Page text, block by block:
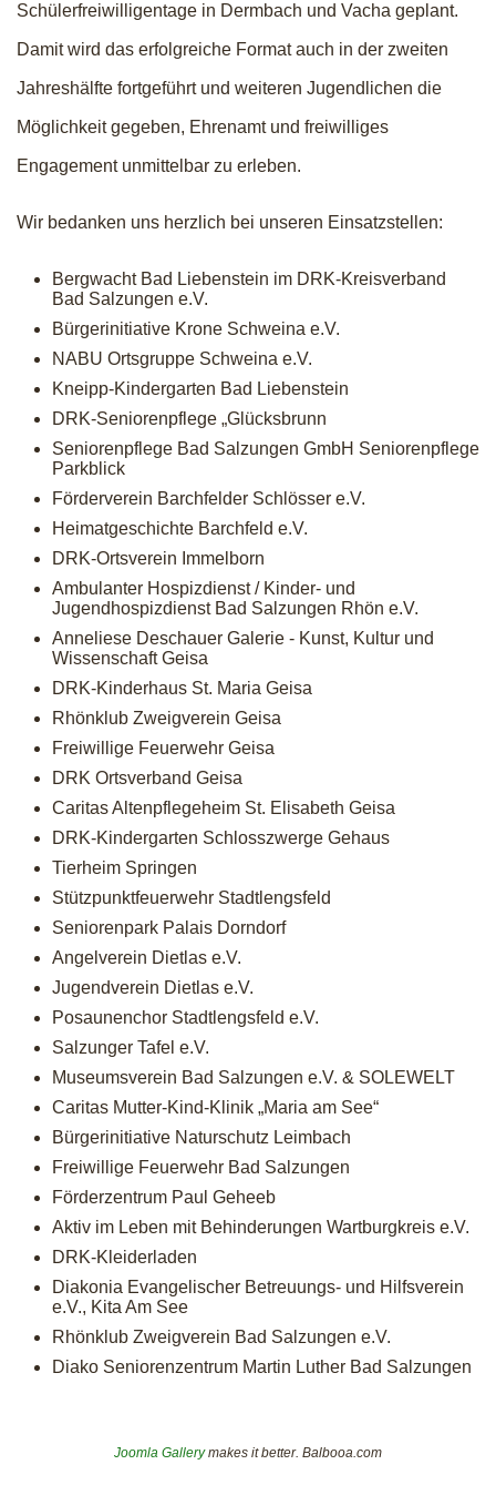
Schülerfreiwilligentage in Dermbach und Vacha geplant.
Damit wird das erfolgreiche Format auch in der zweiten
Jahreshälfte fortgeführt und weiteren Jugendlichen die
Möglichkeit gegeben, Ehrenamt und freiwilliges
Engagement unmittelbar zu erleben.
Wir bedanken uns herzlich bei unseren Einsatzstellen:
Bergwacht Bad Liebenstein im DRK-Kreisverband
Bad Salzungen e.V.
Bürgerinitiative Krone Schweina e.V.
NABU Ortsgruppe Schweina e.V.
Kneipp-Kindergarten Bad Liebenstein
DRK-Seniorenpflege „Glücksbrunn
Seniorenpflege Bad Salzungen GmbH Seniorenpflege
Parkblick
Förderverein Barchfelder Schlösser e.V.
Heimatgeschichte Barchfeld e.V.
DRK-Ortsverein Immelborn
Ambulanter Hospizdienst / Kinder- und
Jugendhospizdienst Bad Salzungen Rhön e.V.
Anneliese Deschauer Galerie - Kunst, Kultur und
Wissenschaft Geisa
DRK-Kinderhaus St. Maria Geisa
Rhönklub Zweigverein Geisa
Freiwillige Feuerwehr Geisa
DRK Ortsverband Geisa
Caritas Altenpflegeheim St. Elisabeth Geisa
DRK-Kindergarten Schlosszwerge Gehaus
Tierheim Springen
Stützpunktfeuerwehr Stadtlengsfeld
Seniorenpark Palais Dorndorf
Angelverein Dietlas e.V.
Jugendverein Dietlas e.V.
Posaunenchor Stadtlengsfeld e.V.
Salzunger Tafel e.V.
Museumsverein Bad Salzungen e.V. & SOLEWELT
Caritas Mutter-Kind-Klinik „Maria am See“
Bürgerinitiative Naturschutz Leimbach
Freiwillige Feuerwehr Bad Salzungen
Förderzentrum Paul Geheeb
Aktiv im Leben mit Behinderungen Wartburgkreis e.V.
DRK-Kleiderladen
Diakonia Evangelischer Betreuungs- und Hilfsverein
e.V., Kita Am See
Rhönklub Zweigverein Bad Salzungen e.V.
Diako Seniorenzentrum Martin Luther Bad Salzungen
Joomla Gallerymakes it better. Balbooa.com